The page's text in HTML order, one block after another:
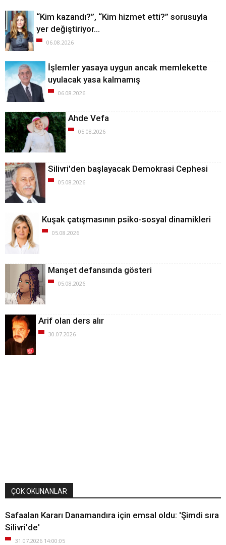
“Kim kazandı?”, “Kim hizmet etti?” sorusuyla
yer değiştiriyor…
06.08.2026
İşlemler yasaya uygun ancak memlekette
uyulacak yasa kalmamış
06.08.2026
Ahde Vefa
05.08.2026
Silivri'den başlayacak Demokrasi Cephesi
05.08.2026
Kuşak çatışmasının psiko-sosyal dinamikleri
05.08.2026
Manşet defansında gösteri
05.08.2026
Arif olan ders alır
30.07.2026
ÇOK OKUNANLAR
Safaalan Kararı Danamandıra için emsal oldu: 'Şimdi sıra
Silivri'de'
31.07.2026 14:00:05